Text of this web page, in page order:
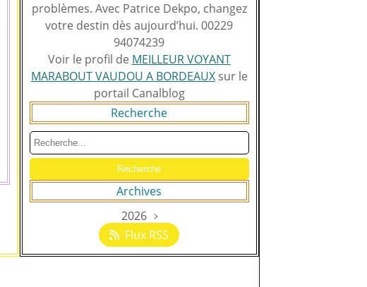
problèmes. Avec Patrice Dekpo, changez
votre destin dès aujourd’hui. 00229
94074239
Voir le profil de MEILLEUR VOYANT
MARABOUT VAUDOU A BORDEAUXsur le
portail Canalblog
Recherche
Archives
2026
Août(129)
Flux RSS